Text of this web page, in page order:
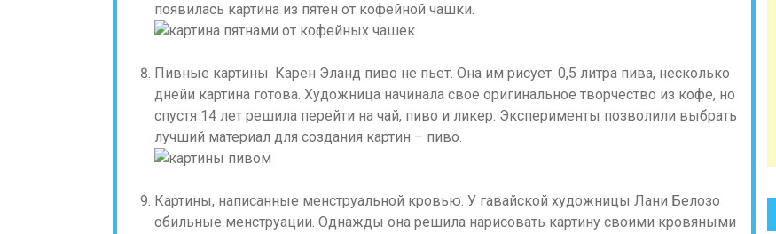
появилась картина из пятен от кофейной чашки.
Пивные картины. Карен Эланд пиво не пьет. Она им рисует. 0,5 литра пива, несколько
днейи картина готова. Художница начинала свое оригинальное творчество из кофе, но
спустя 14 лет решила перейти на чай, пиво и ликер. Эксперименты позволили выбрать
лучший материал для создания картин – пиво.
Картины, написанные менструальной кровью. У гавайской художницы Лани Белозо
обильные менструации. Однажды она решила нарисовать картину своими кровяными